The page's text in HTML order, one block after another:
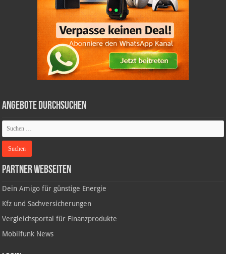
Angebote durchsuchen
Partner Webseiten
Dein Amigo für günstige Energie
Kfz und Sachversicherungen
Vergleichsportal für Finanzprodukte
Mobilfunk News